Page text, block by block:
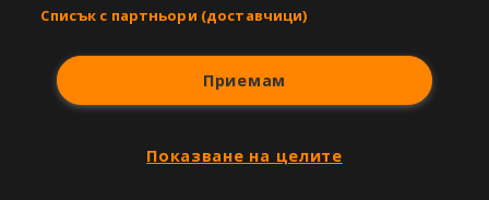
Списък с партньори (доставчици)
Приемам
Показване на целите